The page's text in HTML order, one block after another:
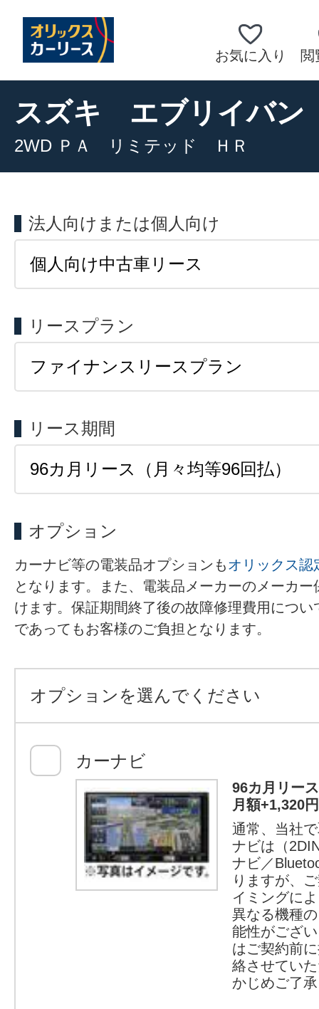
お気に入り 閲
スズキ エブリイバン
2WD ＰＡ リミテッド ＨＲ
法人向けまたは個人向け
リースプラン
リース期間
オプション
カーナビ等の電装品オプションもオリックス認
となります。また、電装品メーカーのメーカ
けます。保証期間終了後の故障修理費用につ
であってもお客様のご負担となります。
オプションを選んでください
カーナビ
96カ月リー
月額+1,320
通常、当社
ナビは（
ナビ／
りますが、
イミングに
異なる機種
能性がござ
はご契約前
絡させてい
かじめご了